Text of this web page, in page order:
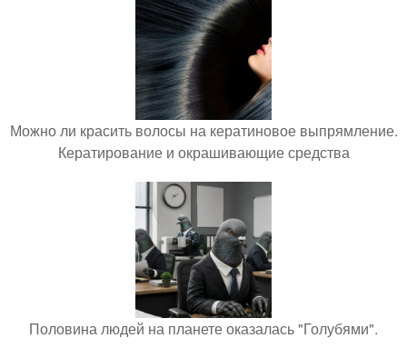
Можно ли красить волосы на кератиновое выпрямление.
Кератирование и окрашивающие средства
Половина людей на планете оказалась "Голубями".